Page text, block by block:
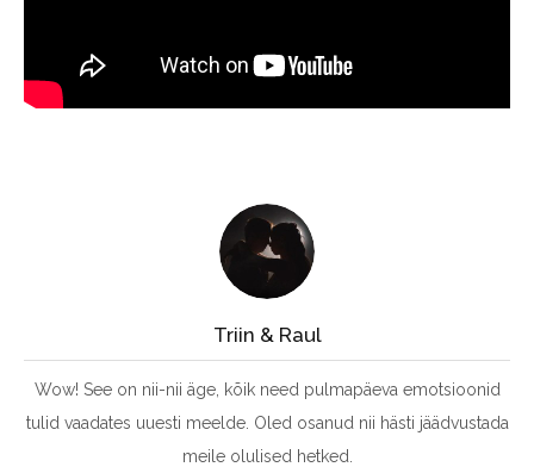
Triin & Raul
Wow! See on nii-nii äge, kõik need pulmapäeva emotsioonid
tulid vaadates uuesti meelde. Oled osanud nii hästi jäädvustada
meile olulised hetked.